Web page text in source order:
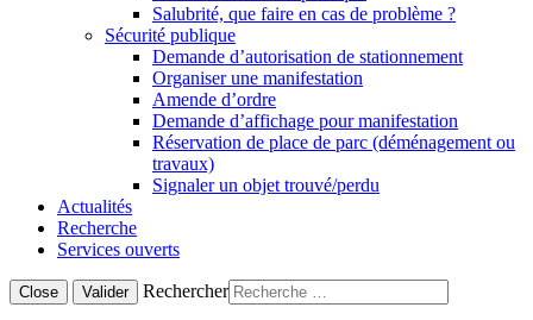
Salubrité, que faire en cas de problème ?
Sécurité publique
Demande d’autorisation de stationnement
Organiser une manifestation
Amende d’ordre
Demande d’affichage pour manifestation
Réservation de place de parc (déménagement ou
travaux)
Signaler un objet trouvé/perdu
Actualités
Recherche
Services ouverts
Close Valider Rechercher